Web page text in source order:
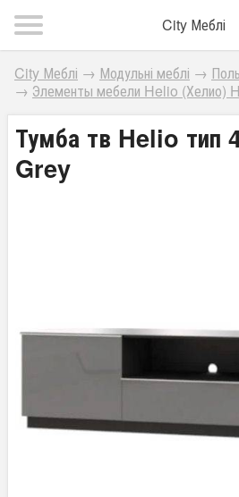
City Меблі
City Меблі → Модульні меблі →
→ Элементы мебели Helio (Хелио)
Тумба тв Helio тип
Grey